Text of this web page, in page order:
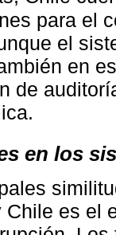
para el
el
en
de
en los
Chile es el